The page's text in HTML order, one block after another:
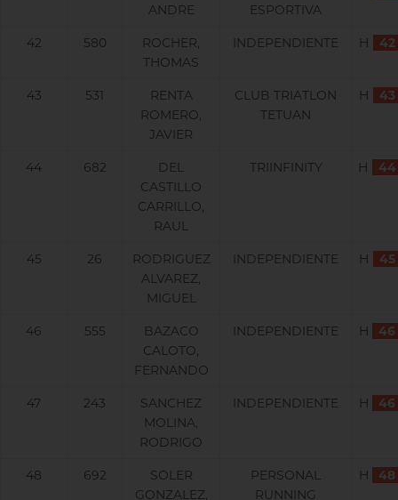
ANDRE
ESPORTIVA
42 580
ROCHER,
THOMAS
INDEPENDIENTE H 42
43 531
RENTA
ROMERO,
JAVIER
CLUB TRIATLON
TETUAN
H 43
44 682
DEL
CASTILLO
CARRILLO,
RAUL
TRIINFINITY H 44
45 26
RODRIGUEZ
ALVAREZ,
MIGUEL
INDEPENDIENTE H 45
46 555
BAZACO
CALOTO,
FERNANDO
INDEPENDIENTE H 46
47 243
SANCHEZ
MOLINA,
RODRIGO
INDEPENDIENTE H 46
48 692
SOLER
GONZALEZ,
PERSONAL
RUNNING
H 48